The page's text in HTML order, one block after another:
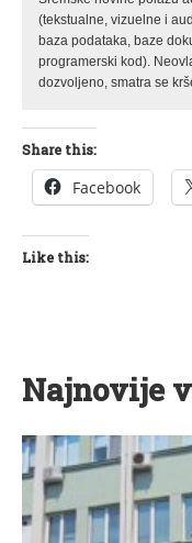
(tekstualne, vizuelne i
baza podataka, baze
programerski kod).
dozvoljeno, smatra se
Share this:
Facebook
Like this:
Najnovije